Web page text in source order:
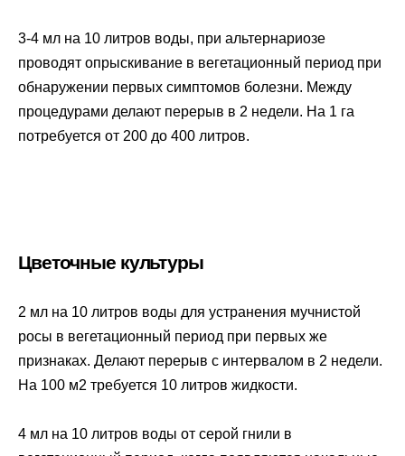
3-4 мл на 10 литров воды, при альтернариозе
проводят опрыскивание в вегетационный период при
обнаружении первых симптомов болезни. Между
процедурами делают перерыв в 2 недели. На 1 га
потребуется от 200 до 400 литров.
Цветочные культуры
2 мл на 10 литров воды для устранения мучнистой
росы в вегетационный период при первых же
признаках. Делают перерыв с интервалом в 2 недели.
На 100 м2 требуется 10 литров жидкости.
4 мл на 10 литров воды от серой гнили в